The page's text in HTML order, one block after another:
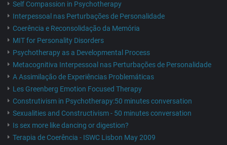
Self Compassion in Psychotherapy
Interpessoal nas Perturbações de Personalidade
Coerência e Reconsolidação da Memória
MIT for Personality Disorders
Psychotherapy as a Developmental Process
Metacognitiva Interpessoal nas Perturbações de Personalidade
A Assimilação de Experiências Problemáticas
Les Greenberg Emotion Focused Therapy
Construtivism in Psychotherapy:50 minutes conversation
Sexualities and Constructivism - 50 minutes conversation
Is sex more like dancing or digestion?
Terapia de Coerência - ISWC Lisbon May 2009